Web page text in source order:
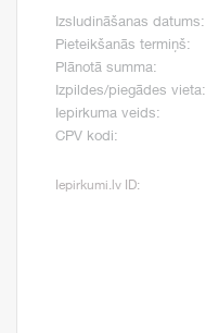
Izsludināšanas datums:
Pieteikšanās termiņš:
Plānotā summa:
Izpildes/piegādes vieta:
Iepirkuma veids:
CPV kodi:
Iepirkumi.lv ID: